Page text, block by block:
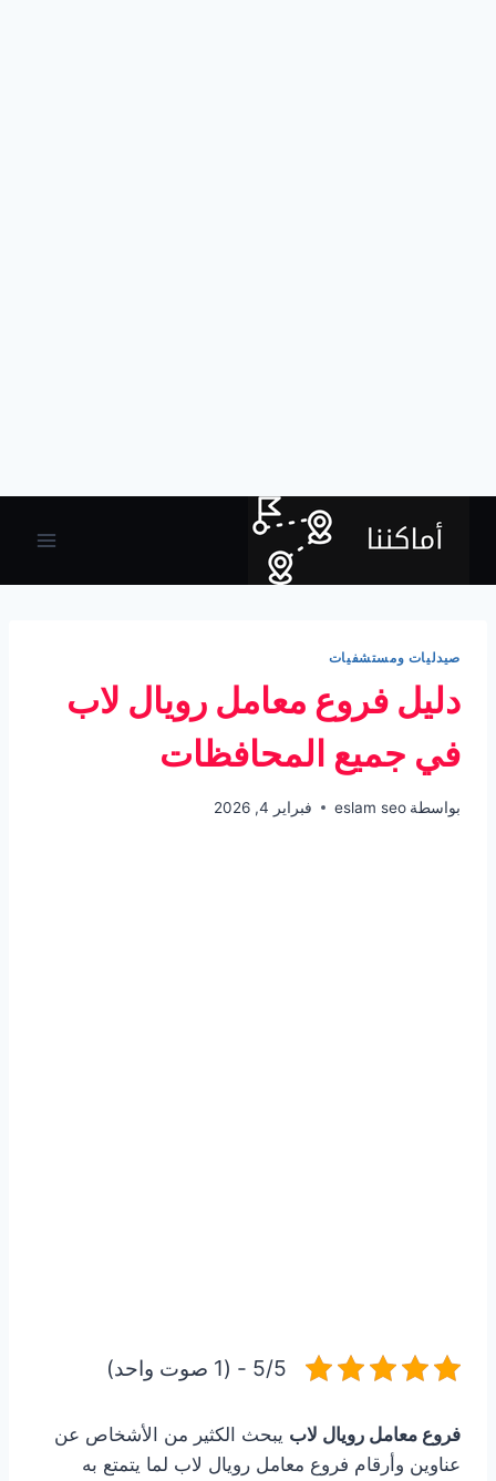
صيدليات ومستشفيات
دليل فروع معامل رويال لاب
في جميع المحافظات
بواسطة eslam seo فبراير 4, 2026
5/5 - (1 صوت واحد)
فروع معامل رويال لاب يبحث الكثير من الأشخاص عن
عناوين وأرقام فروع معامل رويال لاب لما يتمتع به